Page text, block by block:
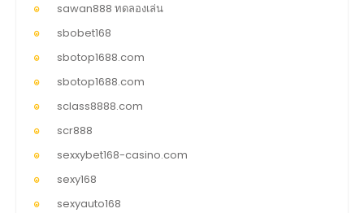
sawan888 ทดลองเล่น
sbobet168
sbotop1688.com
sbotop1688.com
sclass8888.com
scr888
sexxybet168-casino.com
sexy168
sexyauto168